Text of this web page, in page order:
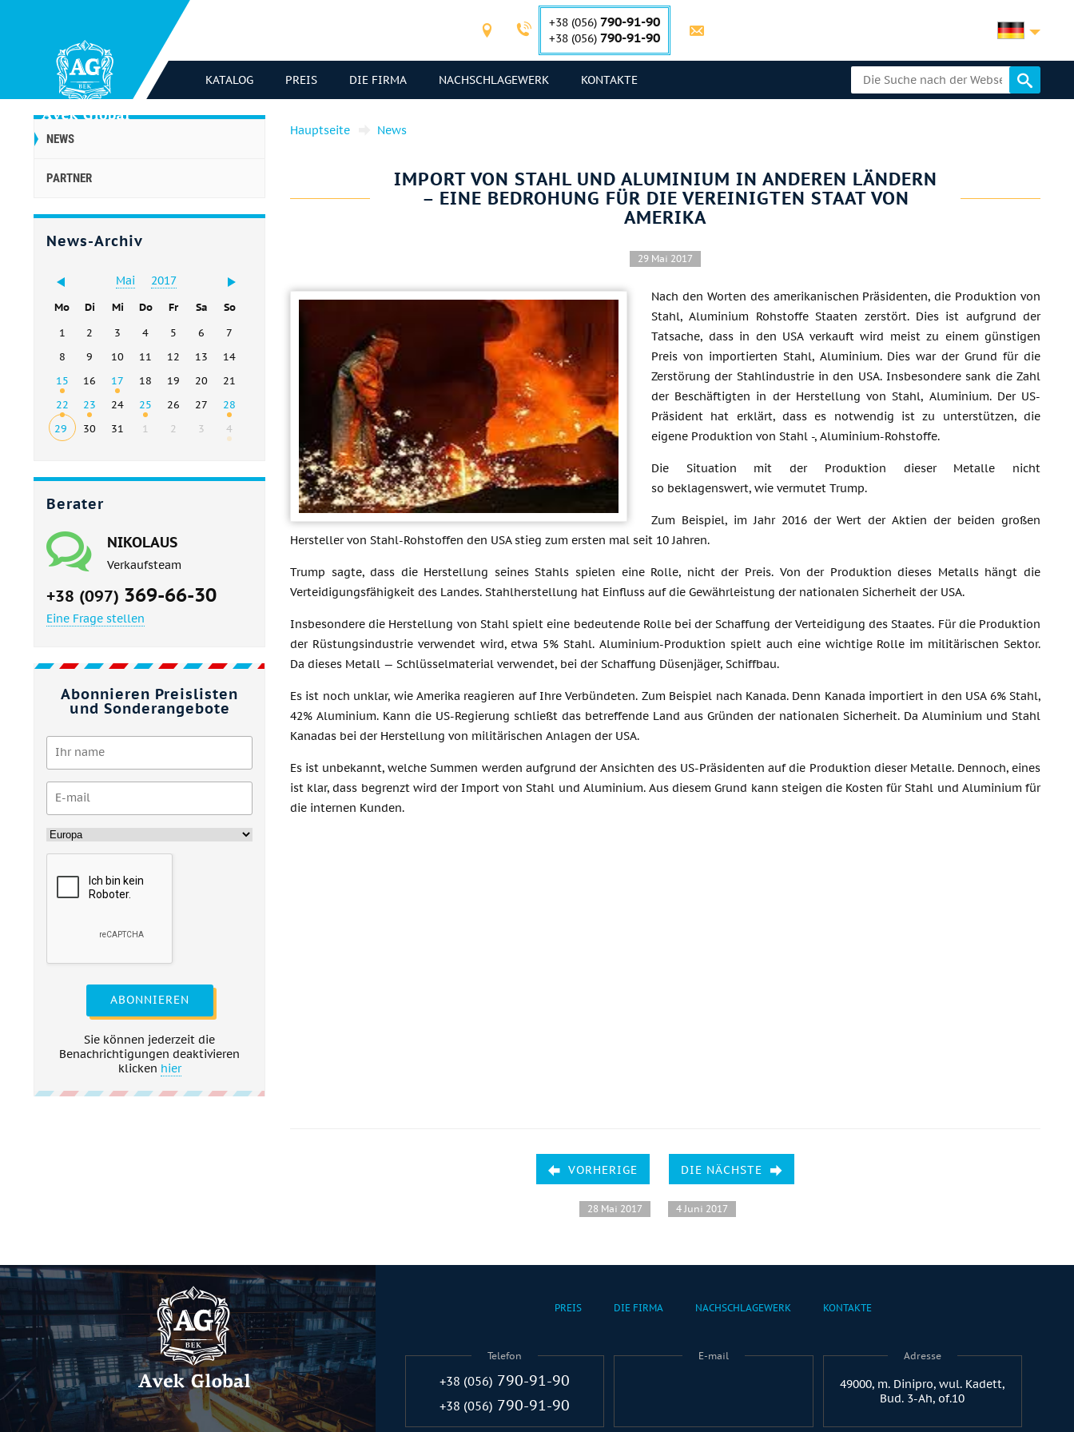
+38 (056) 790-91-90
+38 (056) 790-91-90
KATALOG PREIS DIE FIRMA NACHSCHLAGEWERK KONTAKTE
NEWS
PARTNER
News-Archiv
Mai 2017
Mo Di Mi Do Fr Sa
So
1
2 3 4 5 6
7
8
9 10 11 12 13
14
15
16 17 18 19 20
21
22
23 24 25 26 27
28
29
30 31 1 2 3 4
Berater
NIKOLAUS
Verkaufsteam
+38 (097) 369-66-30
Eine Frage stellen
Abonnieren Preislisten
und Sonderangebote
ABONNIEREN
Sie können jederzeit die
Benachrichtigungen deaktivieren
klicken hier
Hauptseite News
IMPORT VON STAHL UND ALUMINIUM IN ANDEREN LÄNDERN
– EINE BEDROHUNG FÜR DIE VEREINIGTEN STAAT VON
AMERIKA
29 Mai 2017
Nach den Worten des amerikanischen Präsidenten, die Produktion von
Stahl, Aluminium Rohstoffe Staaten zerstört. Dies ist aufgrund der
Tatsache, dass in den USA verkauft wird meist zu einem günstigen
Preis von importierten Stahl, Aluminium. Dies war der Grund für die
Zerstörung der Stahlindustrie in den USA. Insbesondere sank die Zahl
der Beschäftigten in der Herstellung von Stahl, Aluminium. Der US-
Präsident hat erklärt, dass es notwendig ist zu unterstützen, die
eigene Produktion von Stahl -, Aluminium-Rohstoffe.
Die Situation mit der Produktion dieser Metalle nicht
so beklagenswert, wie vermutet Trump.
Zum Beispiel, im Jahr 2016 der Wert der Aktien der beiden großen
Hersteller von Stahl-Rohstoffen den USA stieg zum ersten mal seit 10 Jahren.
Trump sagte, dass die Herstellung seines Stahls spielen eine Rolle, nicht der Preis. Von der Produktion dieses Metalls hängt die
Verteidigungsfähigkeit des Landes. Stahlherstellung hat Einfluss auf die Gewährleistung der nationalen Sicherheit der USA.
Insbesondere die Herstellung von Stahl spielt eine bedeutende Rolle bei der Schaffung der Verteidigung des Staates. Für die Produktion
der Rüstungsindustrie verwendet wird, etwa 5% Stahl. Aluminium-Produktion spielt auch eine wichtige Rolle im militärischen Sektor.
Da dieses Metall — Schlüsselmaterial verwendet, bei der Schaffung Düsenjäger, Schiffbau.
Es ist noch unklar, wie Amerika reagieren auf Ihre Verbündeten. Zum Beispiel nach Kanada. Denn Kanada importiert in den USA 6% Stahl,
42% Aluminium. Kann die US-Regierung schließt das betreffende Land aus Gründen der nationalen Sicherheit. Da Aluminium und Stahl
Kanadas bei der Herstellung von militärischen Anlagen der USA.
Es ist unbekannt, welche Summen werden aufgrund der Ansichten des US-Präsidenten auf die Produktion dieser Metalle. Dennoch, eines
ist klar, dass begrenzt wird der Import von Stahl und Aluminium. Aus diesem Grund kann steigen die Kosten für Stahl und Aluminium für
die internen Kunden.
VORHERIGE
28 Mai 2017
DIE NÄCHSTE
4 Juni 2017
PREIS DIE FIRMA NACHSCHLAGEWERK KONTAKTE
Telefon
+38 (056) 790-91-90
+38 (056) 790-91-90
E-mail Adresse
49000, m. Dinipro, wul. Kadett,
Bud. 3-Ah, of.10